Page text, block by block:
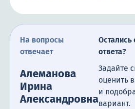
На вопросы
отвечает
Алеманова
Ирина
Александровна
ответа?
Задайте
оценить
и
вариант.